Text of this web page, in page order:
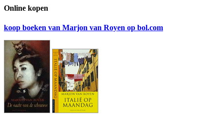
Online kopen
koop boeken van Marjon van Royen op bol.com